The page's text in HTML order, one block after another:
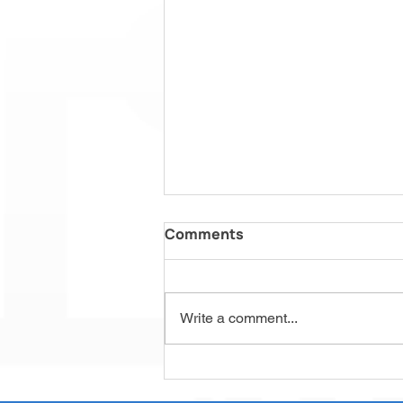
Comments
Write a comment...